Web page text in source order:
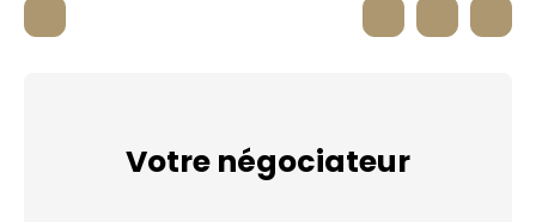
Votre négociateur